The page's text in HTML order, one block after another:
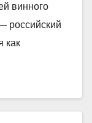
винного
российский
как